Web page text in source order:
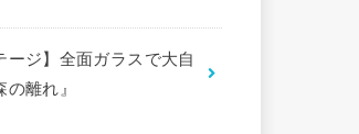
ージ】全面ガラスで大自
離れ』